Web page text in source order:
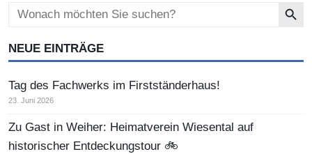
Search
for:
NEUE EINTRÄGE
Tag des Fachwerks im Firstständerhaus!
23. Juni 2026
Zu Gast in Weiher: Heimatverein Wiesental auf
historischer Entdeckungstour 🚲